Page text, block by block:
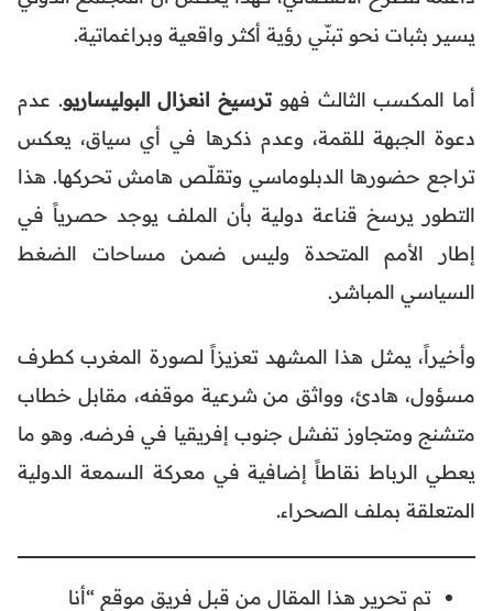
يسير بثبات نحو تبنّي رؤية أكثر واقعية وبراغماتية.
أما المكسب الثالث فهوترسيخ انعزال البوليساريو. عدم
دعوة الجبهة للقمة، وعدم ذكرها في أي سياق، يعكس
تراجع حضورها الدبلوماسي وتقلّص هامش تحركها. هذا
التطور يرسخ قناعة دولية بأن الملف يوجد حصرياً في
إطار الأمم المتحدة وليس ضمن مساحات الضغط
السياسي المباشر.
وأخيراً، يمثل هذا المشهد تعزيزاً لصورة المغرب كطرف
مسؤول، هادئ، وواثق من شرعية موقفه، مقابل خطاب
متشنج ومتجاوز تفشل جنوب إفريقيا في فرضه. وهو ما
يعطي الرباط نقاطاً إضافية في معركة السمعة الدولية
المتعلقة بملف الصحراء.
تم تحرير هذا المقال من قبل فريق موقع “أنا